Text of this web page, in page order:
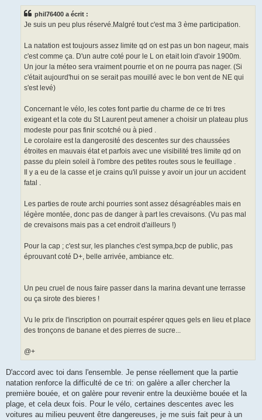
phil76400 a écrit :
Je suis un peu plus réservé.Malgré tout c'est ma 3 ème participation.
La natation est toujours assez limite qd on est pas un bon nageur, mais
c'est comme ça. D'un autre coté pour le L on etait loin d'avoir 1900m.
Un jour la méteo sera vraiment pourrie et on ne pourra pas nager. (Si
c'était aujourd'hui on se serait pas mouillé avec le bon vent de NE qui
s'est levé)
Concernant le vélo, les cotes font partie du charme de ce tri tres
exigeant et la cote du St Laurent peut amener a choisir un plateau plus
modeste pour pas finir scotché ou à pied .
Le corolaire est la dangerosité des descentes sur des chaussées
étroites en mauvais état et parfois avec une visibilité tres limite qd on
passe du plein soleil à l'ombre des petites routes sous le feuillage .
Il y a eu de la casse et je crains qu'il puisse y avoir un jour un accident
fatal .
Les parties de route archi pourries sont assez désagréables mais en
légère montée, donc pas de danger à part les crevaisons. (Vu pas mal
de crevaisons mais pas a cet endroit d'ailleurs !)
Pour la cap ; c'est sur, les planches c'est sympa,bcp de public, pas
éprouvant coté D+, belle arrivée, ambiance etc.
Un peu cruel de nous faire passer dans la marina devant une terrasse
ou ça sirote des bieres !
Vu le prix de l'inscription on pourrait espérer qques gels en lieu et place
des tronçons de banane et des pierres de sucre...
@+
D'accord avec toi dans l'ensemble. Je pense réellement que la partie
natation renforce la difficulté de ce tri: on galère a aller chercher la
première bouée, et on galère pour revenir entre la deuxième bouée et la
plage, et cela deux fois. Pour le vélo, certaines descentes avec les
voitures au milieu peuvent être dangereuses, je me suis fait peur à un